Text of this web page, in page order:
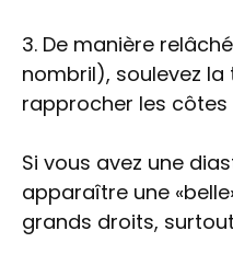
3. De manière
nombril), soulevez
rapprocher les côtes
Si vous avez une
apparaître une
grands droits,